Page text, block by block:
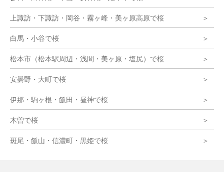
上諏訪・下諏訪・岡谷・霧ヶ峰・美ヶ原高原で桜
白馬・小谷で桜
松本市（松本駅周辺・浅間・美ヶ原・塩尻）で桜
安曇野・大町で桜
伊那・駒ヶ根・飯田・昼神で桜
木曽で桜
斑尾・飯山・信濃町・黒姫で桜